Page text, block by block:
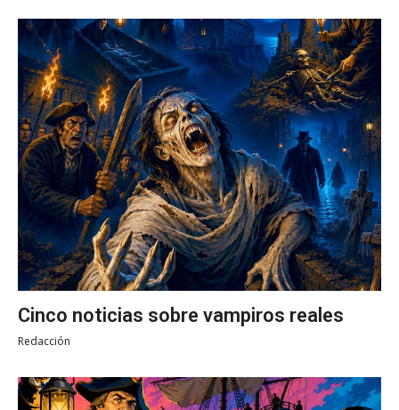
Cinco noticias sobre vampiros reales
Redacción